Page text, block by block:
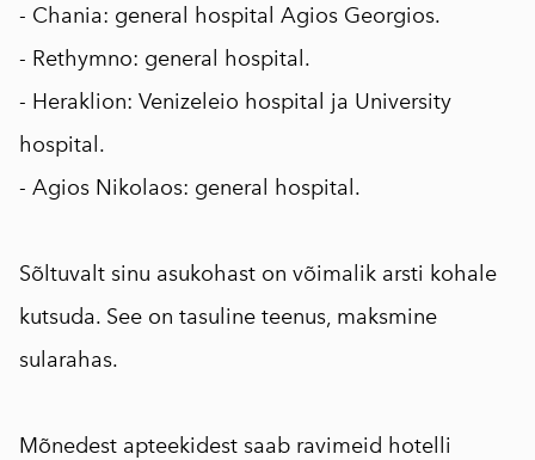
- Chania: general hospital Agios Georgios.
- Rethymno: general hospital.
- Heraklion: Venizeleio hospital ja University
hospital.
- Agios Nikolaos: general hospital.
Sõltuvalt sinu asukohast on võimalik arsti kohale
kutsuda. See on tasuline teenus, maksmine
sularahas.
Mõnedest apteekidest saab ravimeid hotelli